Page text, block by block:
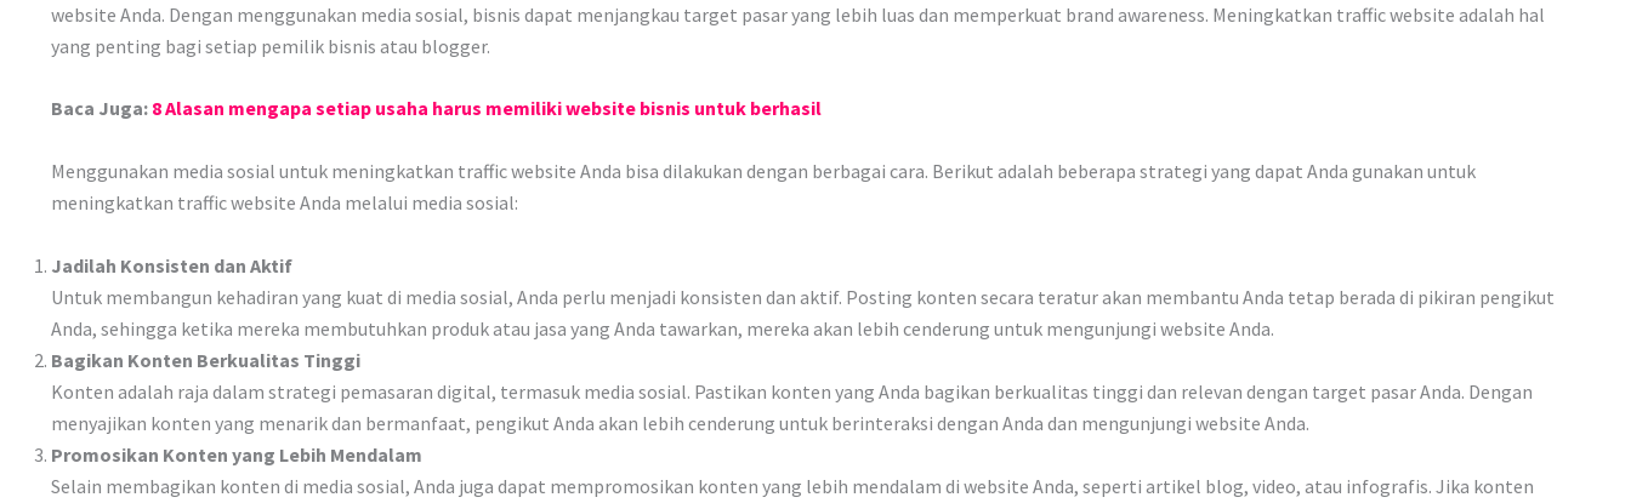
website Anda. Dengan menggunakan media sosial, bisnis dapat menjangkau target pasar yang lebih luas dan memperkuat brand awareness. Meningkatkan traffic website adalah hal
yang penting bagi setiap pemilik bisnis atau blogger.
Baca Juga: 8 Alasan mengapa setiap usaha harus memiliki website bisnis untuk berhasil
Menggunakan media sosial untuk meningkatkan traffic website Anda bisa dilakukan dengan berbagai cara. Berikut adalah beberapa strategi yang dapat Anda gunakan untuk
meningkatkan traffic website Anda melalui media sosial:
Jadilah Konsisten dan Aktif
Untuk membangun kehadiran yang kuat di media sosial, Anda perlu menjadi konsisten dan aktif. Posting konten secara teratur akan membantu Anda tetap berada di pikiran pengikut
Anda, sehingga ketika mereka membutuhkan produk atau jasa yang Anda tawarkan, mereka akan lebih cenderung untuk mengunjungi website Anda.
Bagikan Konten Berkualitas Tinggi
Konten adalah raja dalam strategi pemasaran digital, termasuk media sosial. Pastikan konten yang Anda bagikan berkualitas tinggi dan relevan dengan target pasar Anda. Dengan
menyajikan konten yang menarik dan bermanfaat, pengikut Anda akan lebih cenderung untuk berinteraksi dengan Anda dan mengunjungi website Anda.
Promosikan Konten yang Lebih Mendalam
Selain membagikan konten di media sosial, Anda juga dapat mempromosikan konten yang lebih mendalam di website Anda, seperti artikel blog, video, atau infografis. Jika konten